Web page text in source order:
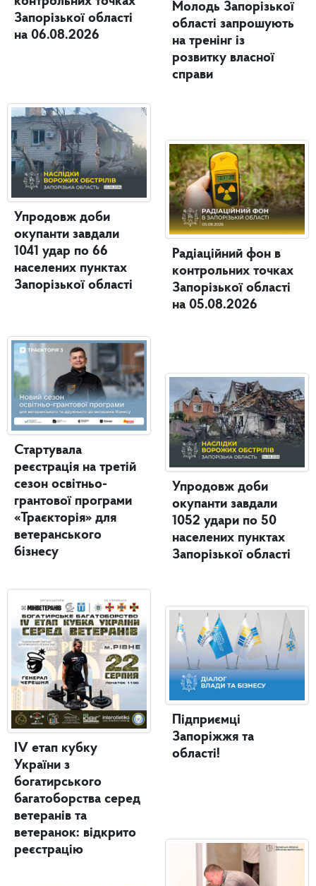
Запорізької області
на 06.08.2026
Упродовж доби
окупанти завдали
1041 удар по 66
населених пунктах
Запорізької області
Стартувала
реєстрація на третій
сезон освітньо-
грантової програми
«Траєкторія» для
ветеранського
бізнесу
IV етап кубку
України з
богатирського
багатоборства серед
ветеранів та
ветеранок: відкрито
реєстрацію
Молодь Запорізької
області запрошують
на тренінг із
розвитку власної
справи
Радіаційний фон в
контрольних точках
Запорізької області
на 05.08.2026
Упродовж доби
окупанти завдали
1052 удари по 50
населених пунктах
Запорізької області
Підприємці
Запоріжжя та
області!